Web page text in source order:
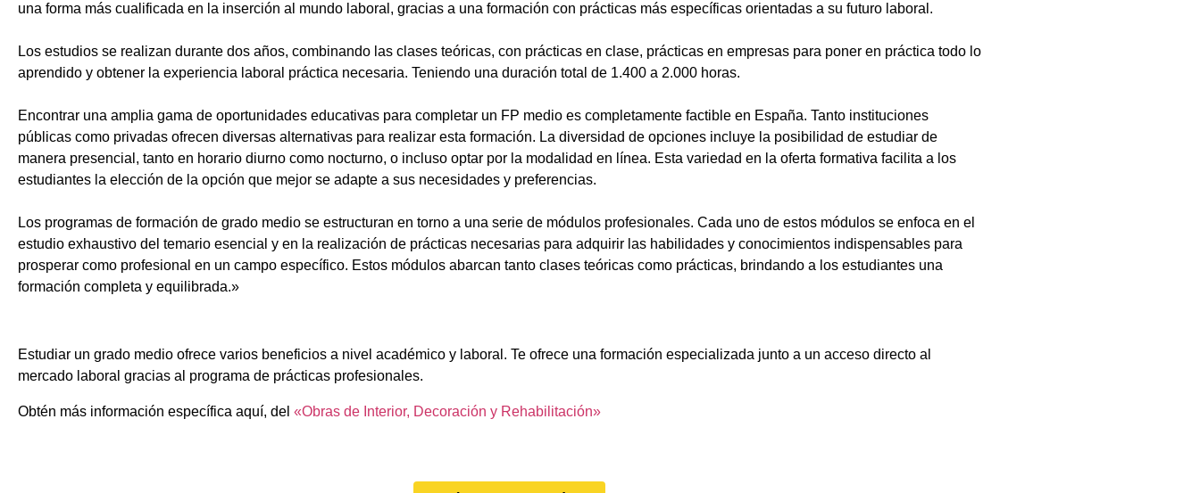
una forma más cualificada en la inserción al mundo laboral, gracias a una formación con prácticas más específicas orientadas a su futuro laboral.
Los estudios se realizan durante dos años, combinando las clases teóricas, con prácticas en clase, prácticas en empresas para poner en práctica todo lo
aprendido y obtener la experiencia laboral práctica necesaria. Teniendo una duración total de 1.400 a 2.000 horas.
Encontrar una amplia gama de oportunidades educativas para completar un FP medio es completamente factible en España. Tanto instituciones
públicas como privadas ofrecen diversas alternativas para realizar esta formación. La diversidad de opciones incluye la posibilidad de estudiar de
manera presencial, tanto en horario diurno como nocturno, o incluso optar por la modalidad en línea. Esta variedad en la oferta formativa facilita a los
estudiantes la elección de la opción que mejor se adapte a sus necesidades y preferencias.
Los programas de formación de grado medio se estructuran en torno a una serie de módulos profesionales. Cada uno de estos módulos se enfoca en el
estudio exhaustivo del temario esencial y en la realización de prácticas necesarias para adquirir las habilidades y conocimientos indispensables para
prosperar como profesional en un campo específico. Estos módulos abarcan tanto clases teóricas como prácticas, brindando a los estudiantes una
formación completa y equilibrada.»
Estudiar un grado medio ofrece varios beneficios a nivel académico y laboral. Te ofrece una formación especializada junto a un acceso directo al
mercado laboral gracias al programa de prácticas profesionales.
Obtén más información específica aquí, del «Obras de Interior, Decoración y Rehabilitación»